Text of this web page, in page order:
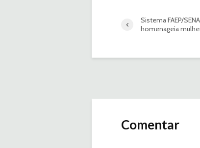
Sistema FAEP/
homenageia
Comentar